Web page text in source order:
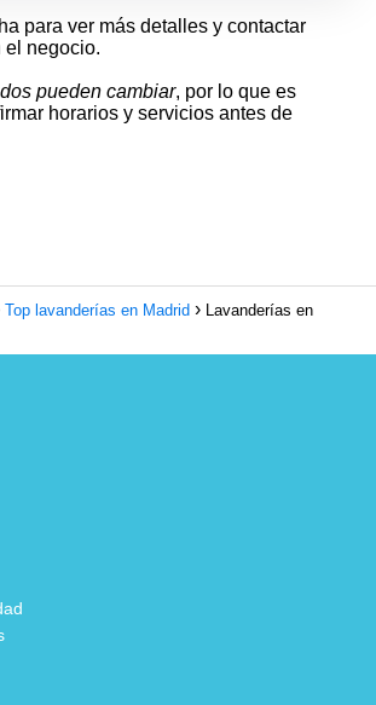
para ver más detalles y contactar
el negocio.
pueden cambiar, por lo que es
horarios y servicios antes de
Top lavanderías en Madrid
Lavanderías en